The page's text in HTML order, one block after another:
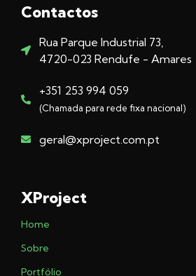
Contactos
Rua Parque Industrial 73,
4720-023 Rendufe - Amares
+351 253 994 059
(Chamada para rede fixa nacional)
geral@xproject.com.pt
XProject
Home
Sobre
Portfólio